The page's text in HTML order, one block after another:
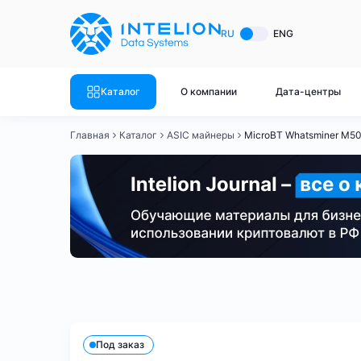
RU ENG
Каталог О компании Дата-центры
ASIC майнеры
Canaan
Innosilicon
Готовый
Готовый
Готовый
Готовый
Готовый
Главная Каталог ASIC майнеры MicroBT Whatsminer
Под заказ